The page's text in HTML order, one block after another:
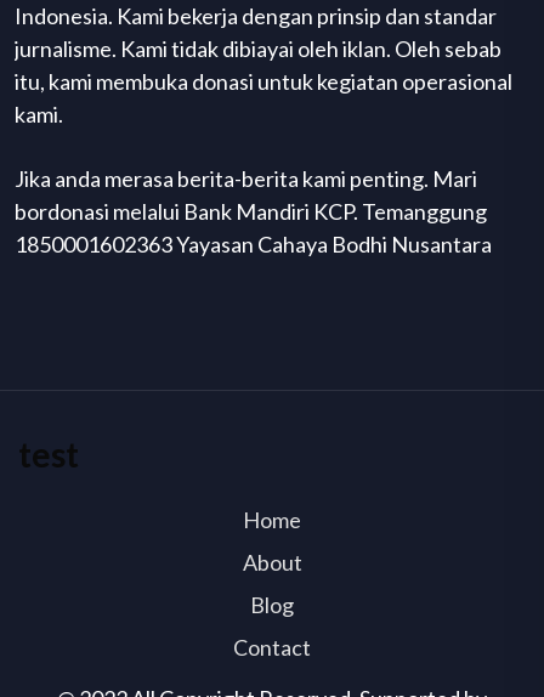
Indonesia. Kami bekerja dengan prinsip dan standar
jurnalisme. Kami tidak dibiayai oleh iklan. Oleh sebab
itu, kami membuka donasi untuk kegiatan operasional
kami.
Jika anda merasa berita-berita kami penting. Mari
bordonasi melalui Bank Mandiri KCP. Temanggung
1850001602363 Yayasan Cahaya Bodhi Nusantara
test
Home
About
Blog
Contact